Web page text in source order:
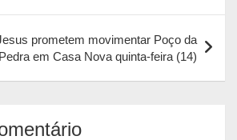
p
k
e
r
prometem movimentar Poço da
Pedra em Casa Nova quinta-feira (14)